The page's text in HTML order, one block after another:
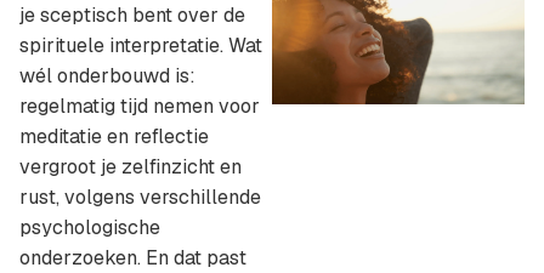
je sceptisch bent over de
spirituele interpretatie. Wat
wél onderbouwd is:
regelmatig tijd nemen voor
meditatie en reflectie
vergroot je zelfinzicht en
rust, volgens verschillende
psychologische
onderzoeken. En dat past